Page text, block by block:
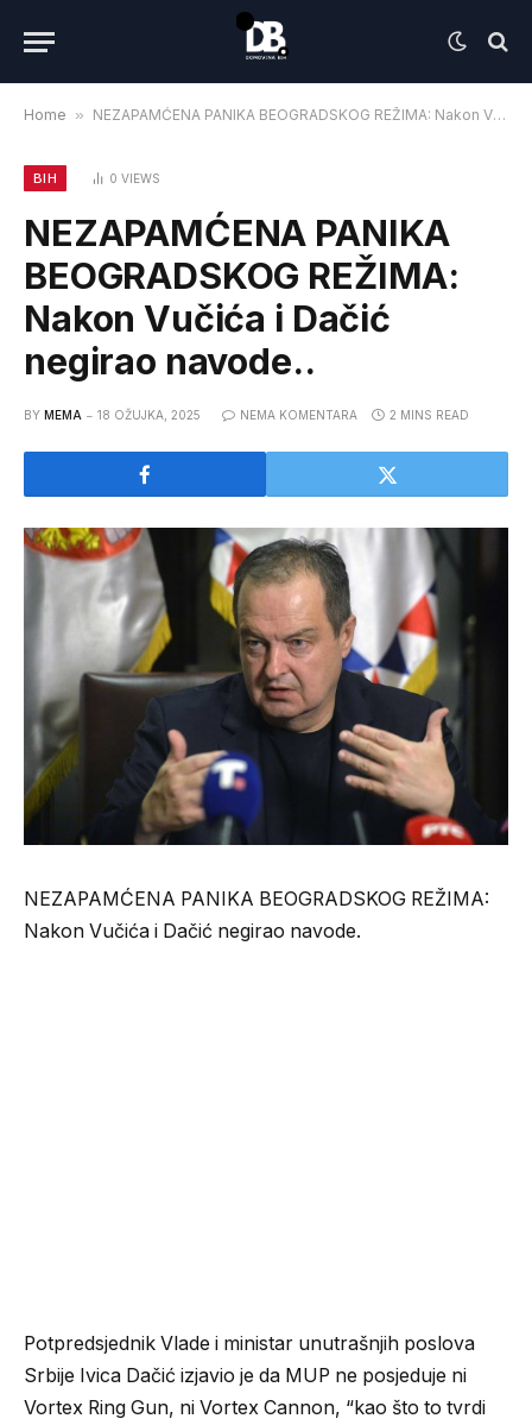
Home » NEZAPAMĆENA PANIKA BEOGRADSKOG REŽIMA: Nakon Vučića i Dačić negirao navode..
BIH 0 VIEWS
NEZAPAMĆENA PANIKA
BEOGRADSKOG REŽIMA:
Nakon Vučića i Dačić
negirao navode..
BY MEMA 18 OŽUJKA, 2025 NEMA KOMENTARA 2 MINS READ
NEZAPAMĆENA PANIKA BEOGRADSKOG REŽIMA:
Nakon Vučića i Dačić negirao navode.
Potpredsjednik Vlade i ministar unutrašnjih poslova
Srbije Ivica Dačić izjavio je da MUP ne posjeduje ni
Vortex Ring Gun, ni Vortex Cannon, “kao što to tvrdi